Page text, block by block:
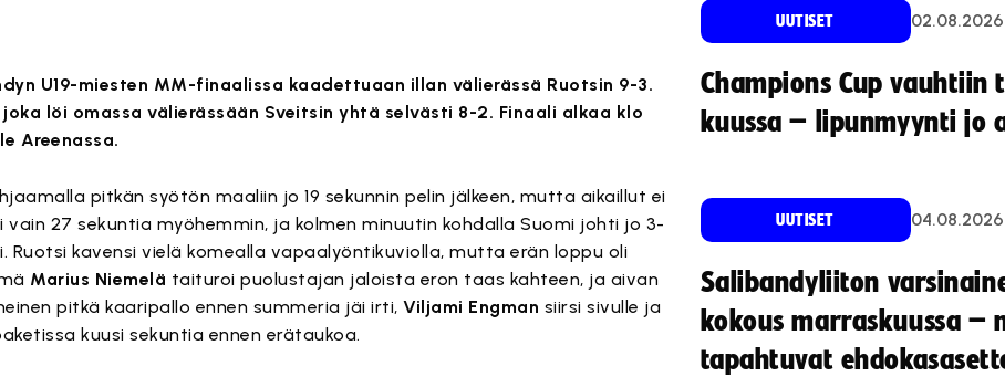
U19-miesten MM-finaalissa kaadettuaan illan välierässä Ruotsin 9-3.
löi omassa välierässään Sveitsin yhtä selvästi 8-2. Finaali alkaa klo
Areenassa.
pitkän syötön maaliin jo 19 sekunnin pelin jälkeen, mutta aikaillut ei
27 sekuntia myöhemmin, ja kolmen minuutin kohdalla Suomi johti jo 3-
Ruotsi kavensi vielä komealla vapaalyöntikuviolla, mutta erän loppu oli
Marius Niemelä taituroi puolustajan jaloista eron taas kahteen, ja aivan
pitkä kaaripallo ennen summeria jäi irti,Viljami Engman siirsi sivulle ja
kuusi sekuntia ennen erätaukoa.
UUTISET 02.08.2026
Champions Cup vauhtiin
kuussa – lipunmyynti jo
UUTISET 04.08.2026
Salibandyliiton
kokous marraskuussa –
tapahtuvat